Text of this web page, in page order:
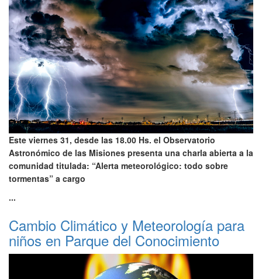
Este viernes 31, desde las 18.00 Hs. el Observatorio
Astronómico de las Misiones presenta una charla abierta a la
comunidad titulada: “Alerta meteorológico: todo sobre
tormentas” a cargo
...
Cambio Climático y Meteorología para
niños en Parque del Conocimiento